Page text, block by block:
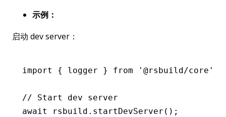
示例：
启动 dev server：
import { logger } from '@rsbuild/core'
// Start dev server
await
rsbuild .startDevServer ();